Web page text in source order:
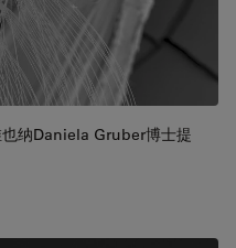
纳Daniela Gruber博士提